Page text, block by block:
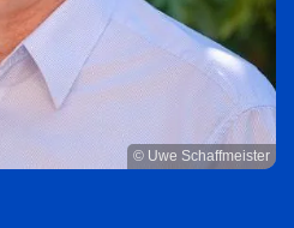
© Uwe Schaffmeister